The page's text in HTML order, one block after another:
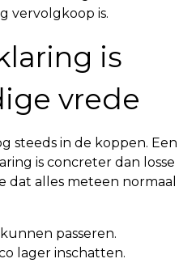
vervolgkoop is.
is
vrede
steeds in de koppen. Een
is concreter dan losse
dat alles meteen normaal
passeren.
lager inschatten.